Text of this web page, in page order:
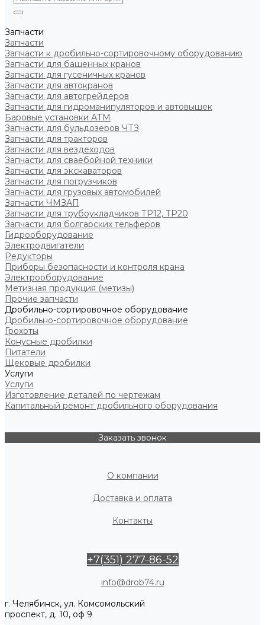
Запчасти
Запчасти
Запчасти к дробильно-сортировочному оборудованию
Запчасти для башенных кранов
Запчасти для гусеничных кранов
Запчасти для автокранов
Запчасти для автогрейдеров
Запчасти для гидроманипуляторов и автовышек
Баровые установки АТМ
Запчасти для бульдозеров ЧТЗ
Запчасти для тракторов
Запчасти для вездеходов
Запчасти для сваебойной техники
Запчасти для экскаваторов
Запчасти для погрузчиков
Запчасти для грузовых автомобилей
Запчасти ЧМЗАП
Запчасти для трубоукладчиков ТР12, ТР20
Запчасти для болгарских тельферов
Гидрооборудование
Электродвигатели
Редукторы
Приборы безопасности и контроля крана
Электрооборудование
Метизная продукция (метизы)
Прочие запчасти
Дробильно-сортировочное оборудование
Дробильно-сортировочное оборудование
Грохоты
Конусные дробилки
Питатели
Щековые дробилки
Услуги
Услуги
Изготовление деталей по чертежам
Капитальный ремонт дробильного оборудования
Заказать звонок
О компании
Доставка и оплата
Контакты
+7(351) 277-86-52
info@drob74.ru
г. Челябинск, ул. Комсомольский
проспект, д. 10, оф 9